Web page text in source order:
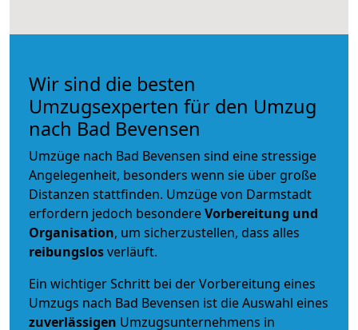
Wir sind die besten
Umzugsexperten für den Umzug
nach Bad Bevensen
Umzüge nach Bad Bevensen sind eine stressige
Angelegenheit, besonders wenn sie über große
Distanzen stattfinden. Umzüge von Darmstadt
erfordern jedoch besondereVorbereitung und
Organisation, um sicherzustellen, dass alles
reibungslosverläuft.
Ein wichtiger Schritt bei der Vorbereitung eines
Umzugs nach Bad Bevensen ist die Auswahl eines
zuverlässigen Umzugsunternehmens in